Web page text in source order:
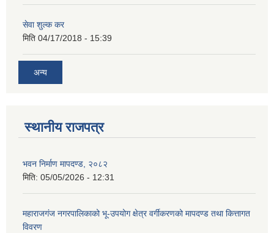
सेवा शुल्क कर
मिति 04/17/2018 - 15:39
अन्य
स्थानीय राजपत्र
भवन निर्माण मापदण्ड, २०८२
मिति: 05/05/2026 - 12:31
महाराजगंज नगरपालिकाको भू-उपयोग क्षेत्र वर्गीकरणको मापदण्ड तथा कित्तागत
विवरण